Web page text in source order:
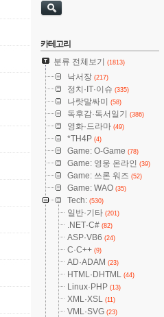
카테고리
분류 전체보기
(1813)
낙서장 (217)
정치·IT·이슈 (335)
나랏말싸미 (58)
독후감·독서일기 (386)
영화·드라마 (49)
*TH4P (4)
Game: O-Game (78)
Game: 영웅 온라인 (39)
Game: 쓰론 워즈 (52)
Game: WAO (35)
Tech: (530)
일반·기타 (201)
.NET·C# (82)
ASP·VB6 (24)
C·C++ (9)
AD·ADAM (23)
HTML·DHTML (44)
Linux·PHP (13)
XML·XSL (11)
VML·SVG (23)